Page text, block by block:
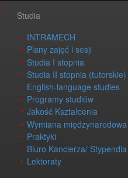
Studia
INTRAMECH
Plany zajęć i sesji
Studia I stopnia
Studia II stopnia (tutorskie)
English-language studies
Programy studiów
Jakość Kształcenia
Wymiana międzynarodowa
Praktyki
Biuro Kanclerza/ Stypendia
Lektoraty